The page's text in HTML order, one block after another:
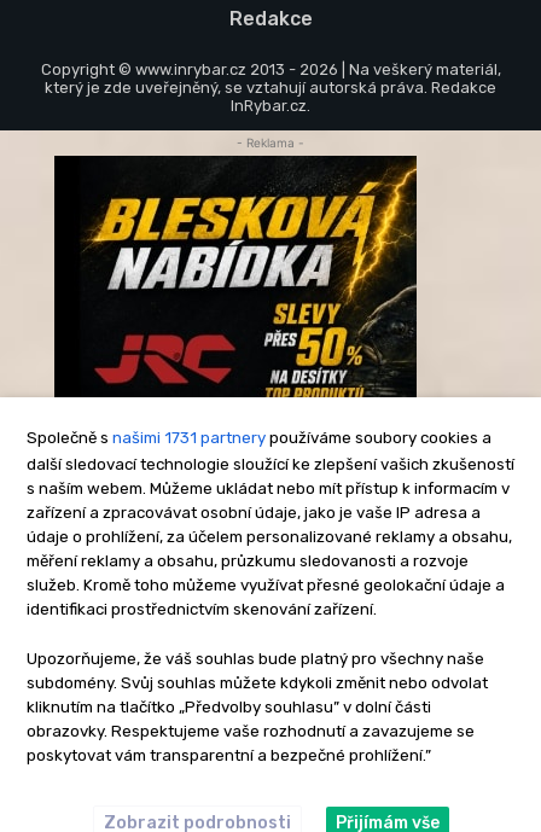
Redakce
Copyright © www.inrybar.cz 2013 - 2026 | Na veškerý materiál,
který je zde uveřejněný, se vztahují autorská práva. Redakce
InRybar.cz.
Společně s našimi 1731 partnery používáme soubory cookies a
další sledovací technologie sloužící ke zlepšení vašich zkušeností
s naším webem. Můžeme ukládat nebo mít přístup k informacím v
zařízení a zpracovávat osobní údaje, jako je vaše IP adresa a
údaje o prohlížení, za účelem personalizované reklamy a obsahu,
měření reklamy a obsahu, průzkumu sledovanosti a rozvoje
služeb. Kromě toho můžeme využívat přesné geolokační údaje a
identifikaci prostřednictvím skenování zařízení.
Upozorňujeme, že váš souhlas bude platný pro všechny naše
subdomény. Svůj souhlas můžete kdykoli změnit nebo odvolat
kliknutím na tlačítko „Předvolby souhlasu” v dolní části
obrazovky. Respektujeme vaše rozhodnutí a zavazujeme se
poskytovat vám transparentní a bezpečné prohlížení.”
Zobrazit podrobnosti Přijímám vše
- Reklama -
-Reklama-